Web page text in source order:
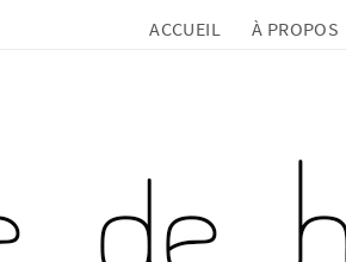
ACCUEIL À PROPOS